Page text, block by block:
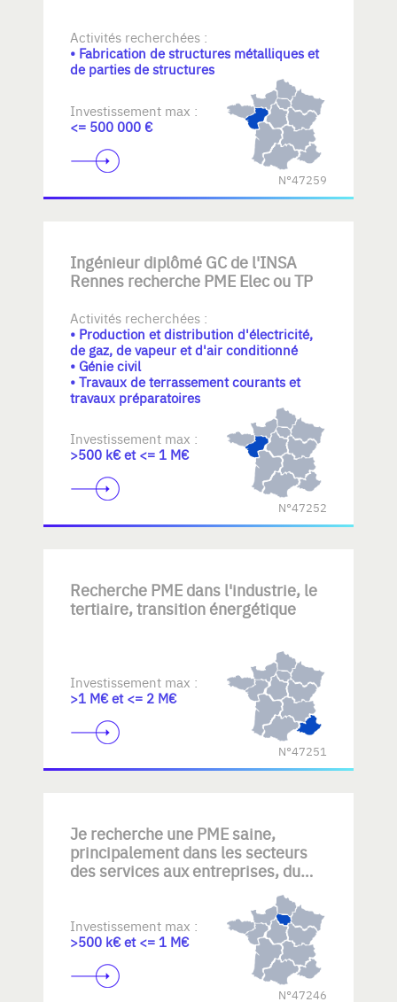
Activités recherchées :
• Fabrication de structures métalliques et
de parties de structures
Investissement max :
<= 500 000 €
N°47259
Ingénieur diplômé GC de l'INSA
Rennes recherche PME Elec ou TP
Activités recherchées :
• Production et distribution d'électricité,
de gaz, de vapeur et d'air conditionné
• Génie civil
• Travaux de terrassement courants et
travaux préparatoires
Investissement max :
>500 k€ et <= 1 M€
N°47252
Recherche PME dans l'industrie, le
tertiaire, transition énergétique
Investissement max :
>1 M€ et <= 2 M€
N°47251
Je recherche une PME saine,
principalement dans les secteurs
des services aux entreprises, du
technique, des services industriels
ou d'autres activités B2B générant
des revenus récurrents. Mon
objectif : reprendre une entreprise
disposant d'une clientèle fidèle,
Investissement max :
>500 k€ et <= 1 M€
N°47246